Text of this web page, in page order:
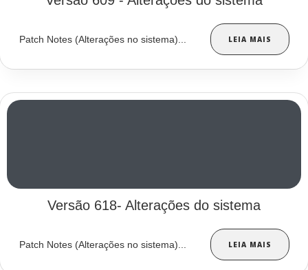
Patch Notes (Alterações no sistema)... LEIA MAIS
Versão 618- Alterações do sistema
Patch Notes (Alterações no sistema)... LEIA MAIS